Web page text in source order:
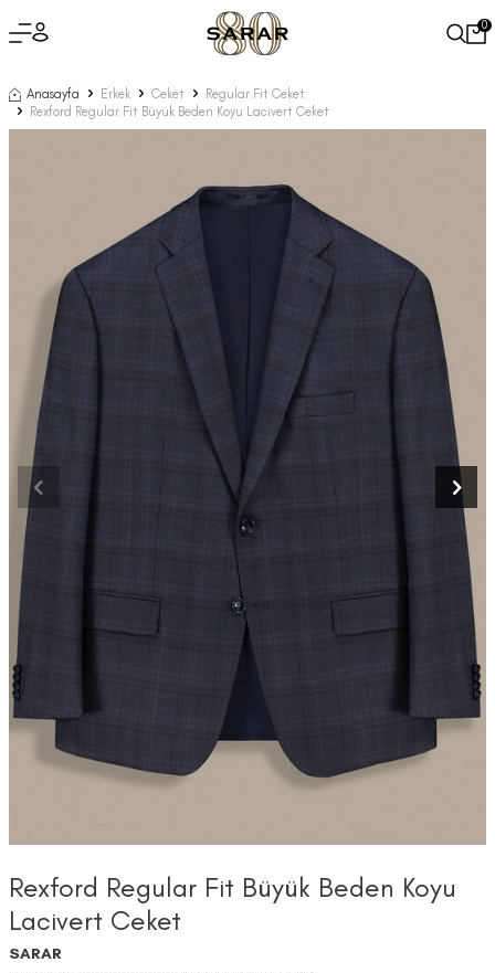
0
Anasayfa Erkek Ceket
Regular Fit Ceket
Rexford Regular Fit Büyük Beden Koyu Lacivert Ceket
Rexford Regular Fit Büyük Beden Koyu
Lacivert Ceket
SARAR